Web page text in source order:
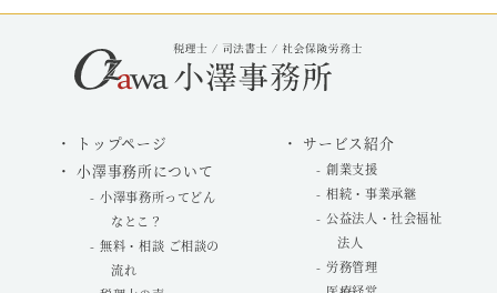
トップページ
小澤事務所について
小澤事務所ってどん
なとこ？
無料・相談 ご相談の
流れ
サービス紹介
創業支援
相続・事業承継
公益法人・社会福祉
法人
労務管理